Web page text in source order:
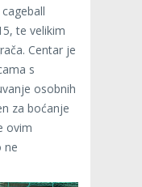
te velikim
Centar je
s
osobnih
za boćanje
ovim
ne